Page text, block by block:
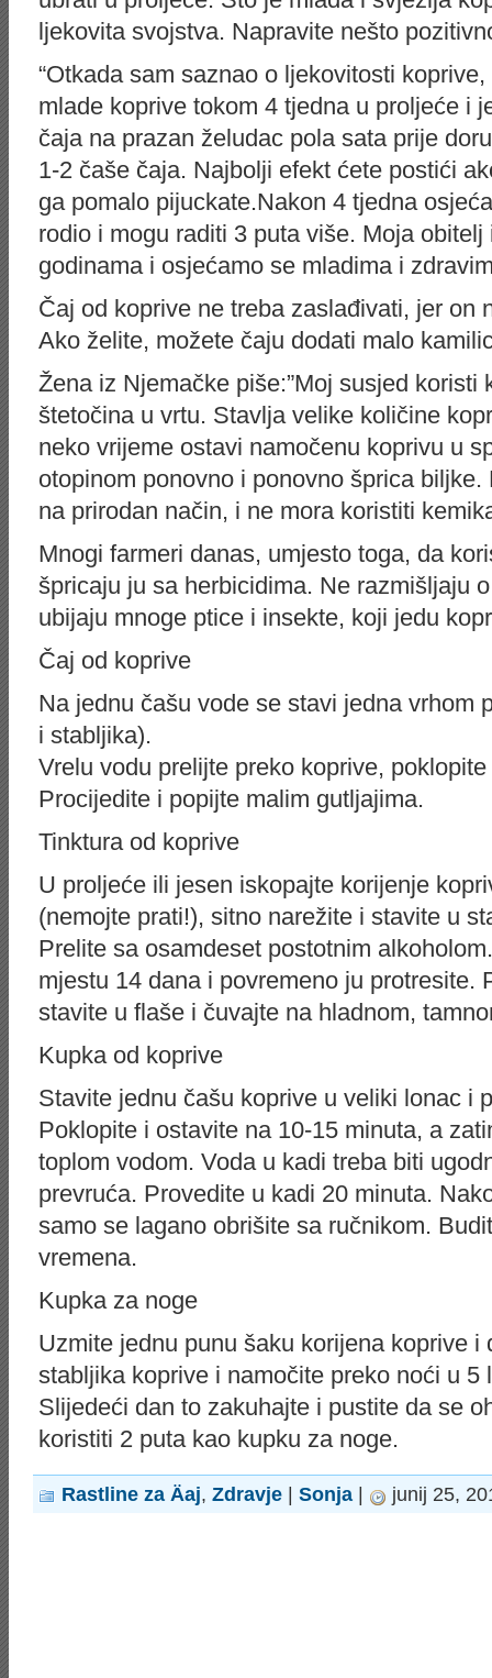
ljekovita svojstva. Napravite nešto
“Otkada sam saznao o ljekovitosti
mlade koprive tokom 4 tjedna u proljeće i
čaja na prazan želudac pola sata prije
1-2 čaše čaja. Najbolji efekt ćete postići
ga pomalo pijuckate.Nakon 4 tjedna
rodio i mogu raditi 3 puta više. Moja
godinama i osjećamo se mladima i
Čaj od koprive ne treba zaslađivati, jer on
Ako želite, možete čaju dodati malo
Žena iz Njemačke piše:”Moj susjed koristi
štetočina u vrtu. Stavlja velike količine
neko vrijeme ostavi namočenu koprivu u
otopinom ponovno i ponovno šprica
na prirodan način, i ne mora koristiti
Mnogi farmeri danas, umjesto toga, da
špricaju ju sa herbicidima. Ne razmišljaju
ubijaju mnoge ptice i insekte, koji jedu
Čaj od koprive
Na jednu čašu vode se stavi jedna vrhom
i stabljika).
Vrelu vodu prelijte preko koprive,
Procijedite i popijte malim gutljajima.
Tinktura od koprive
U proljeće ili jesen iskopajte korijenje
(nemojte prati!), sitno narežite i stavite u
Prelite sa osamdeset postotnim
mjestu 14 dana i povremeno ju protresite.
stavite u flaše i čuvajte na hladnom,
Kupka od koprive
Stavite jednu čašu koprive u veliki lonac i
Poklopite i ostavite na 10-15 minuta, a
toplom vodom. Voda u kadi treba biti
prevruća. Provedite u kadi 20 minuta.
samo se lagano obrišite sa ručnikom.
vremena.
Kupka za noge
Uzmite jednu punu šaku korijena koprive i
stabljika koprive i namočite preko noći u 5
Slijedeći dan to zakuhajte i pustite da se
koristiti 2 puta kao kupku za noge.
Rastline za Äaj, Zdravje Sonja junij 25,